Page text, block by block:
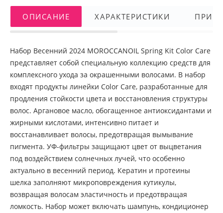
ОПИСАНИЕ ХАРАКТЕРИСТИКИ
Набор Весенний 2024 MOROCCANOIL Spring Kit Color Care
представляет собой специальную коллекцию средств для
комплексного ухода за окрашенными волосами. В набор
входят продукты линейки Color Care, разработанные для
продления стойкости цвета и восстановления структуры
волос. Аргановое масло, обогащенное антиоксидантами и
жирными кислотами, интенсивно питает и
восстанавливает волосы, предотвращая вымывание
пигмента. УФ-фильтры защищают цвет от выцветания
под воздействием солнечных лучей, что особенно
актуально в весенний период. Кератин и протеины
шелка заполняют микроповреждения кутикулы,
возвращая волосам эластичность и предотвращая
ломкость. Набор может включать шампунь, кондиционер